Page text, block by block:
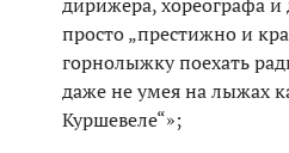
просто „престижно и
горнолыжку поехать
даже не умея на лыжах
Куршевеле“»;